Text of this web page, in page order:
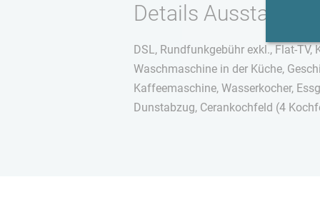
Details Ausstattung
DSL, Rundfunkgebühr exkl., Flat-TV,
Waschmaschine in der Küche,
Kaffeemaschine, Wasserkocher,
Dunstabzug, Cerankochfeld (4